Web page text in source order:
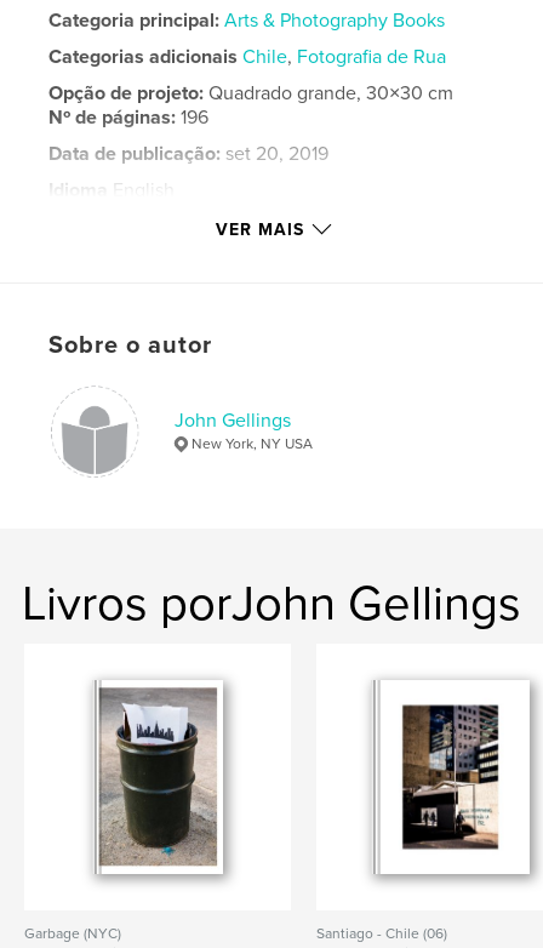
Categoria principal: Arts & Photography Books
Categorias adicionais Chile, Fotografia de Rua
Opção de projeto:Quadrado grande, 30×30 cm
Nº de páginas:196
Data de publicação: set 20, 2019
Idioma
English
VER MAIS
Sobre o autor
John Gellings
New York, NY USA
Livros porJohn Gellings
Garbage (NYC)
Santiago - Chile (06)